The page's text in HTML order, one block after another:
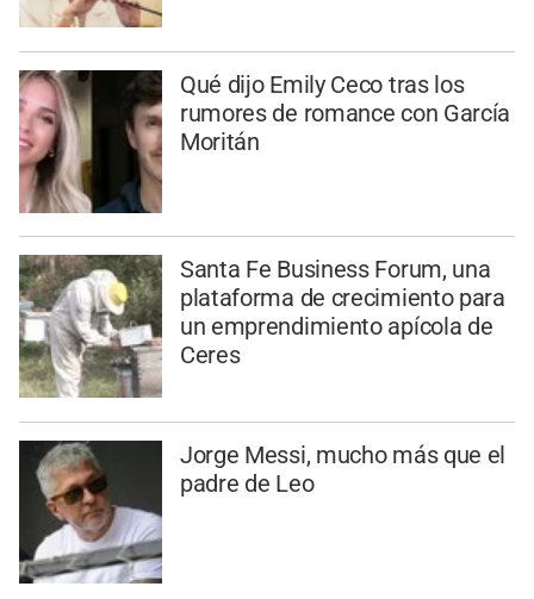
Qué dijo Emily Ceco tras los
rumores de romance con García
Moritán
Santa Fe Business Forum, una
plataforma de crecimiento para
un emprendimiento apícola de
Ceres
Jorge Messi, mucho más que el
padre de Leo